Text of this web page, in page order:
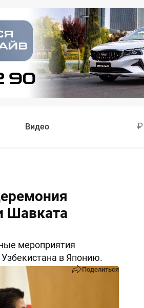
Видео
Шавката
мероприятия
в Японию.
Поделиться